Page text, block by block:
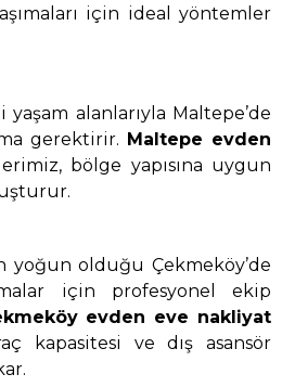
için ideal yöntemler
alanlarıyla Maltepe’de
gerektirir. Maltepe evden
bölge yapısına uygun
olduğu Çekmeköy’de
için profesyonel ekip
evden eve nakliyat
kapasitesi ve dış asansör